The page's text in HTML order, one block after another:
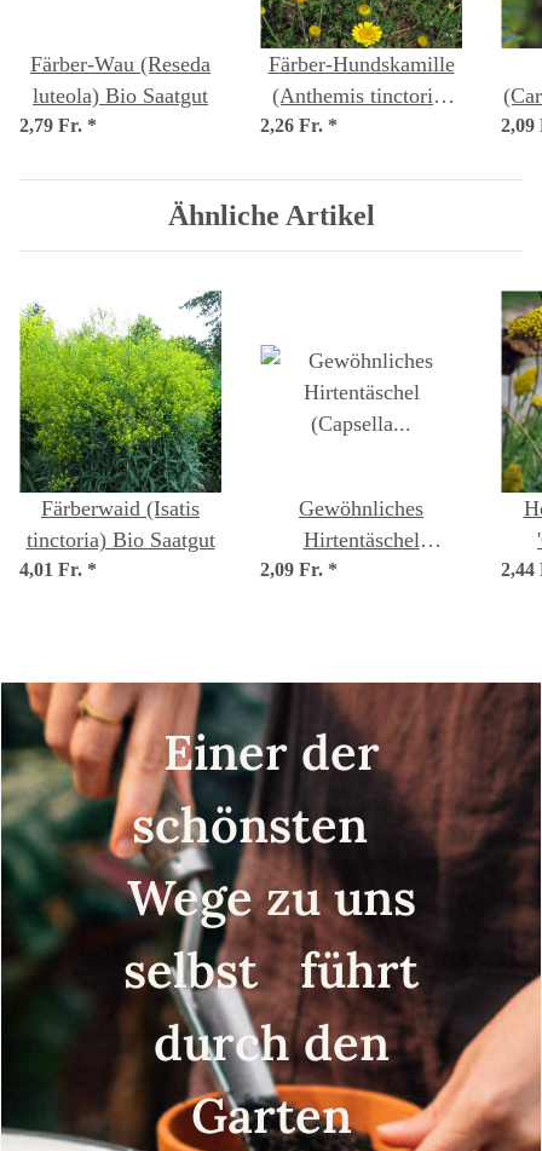
Färber-Wau (Reseda
luteola) Bio Saatgut
2,79 Fr. *
Färber-Hundskamille
(Anthemis tinctoria)
Samen
2,26 Fr. *
Ähnliche Artikel
Färberwaid (Isatis
tinctoria) Bio Saatgut
4,01 Fr. *
Gewöhnliches
Hirtentäschel
(Capsella bursa-
2,09 Fr. *
Einer der
schönsten
Wege zu uns
selbst führt
durch den
Garten